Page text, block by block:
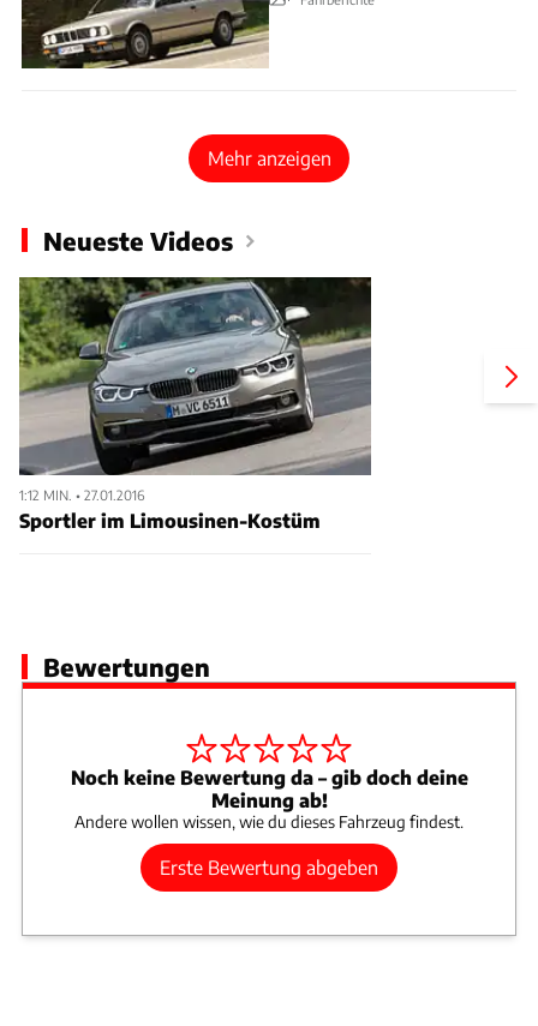
Mehr anzeigen
Neueste Videos
1:12 MIN. • 27.01.2016
Sportler im Limousinen-Kostüm
Bewertungen
Noch keine Bewertung da – gib doch deine
Meinung ab!
Andere wollen wissen, wie du dieses Fahrzeug findest.
Erste Bewertung abgeben